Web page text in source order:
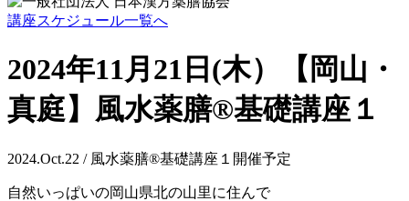
講座スケジュール一覧へ
2024年11月21日(木）【岡山・
真庭】風水薬膳®基礎講座１
2024.Oct.22 / 風水薬膳®基礎講座１開催予定
自然いっぱいの岡山県北の山里に住んで